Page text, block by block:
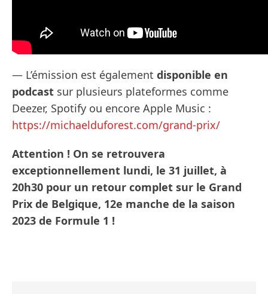
— L’émission est également disponible en
podcast sur plusieurs plateformes comme
Deezer, Spotify ou encore Apple Music :
https://michaelduforest.com/grand-prix/
Attention ! On se retrouvera
exceptionnellement lundi, le 31 juillet, à
20h30 pour un retour complet sur le Grand
Prix de Belgique, 12e manche de la saison
2023 de Formule 1 !